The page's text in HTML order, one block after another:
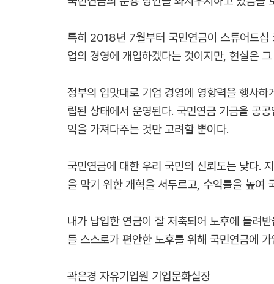
특히 2018년 7월부터 국민연금이 스튜어드십
업의 경영에 개입하겠다는 것이지만, 현실은
정부의 입맛대로 기업 경영에 영향력을 행사
립된 상태에서 운영된다. 국민연금 기금을 공
익을 가져다주는 것만 고려할 뿐이다.
국민연금에 대한 우리 국민의 신뢰도는 낮다.
을 막기 위한 개혁을 서두르고, 수익률을 높여
내가 납입한 연금이 잘 저축되어 노후에 돌려
들 스스로가 편안한 노후를 위해 국민연금에
곽은경 자유기업원 기업문화실장